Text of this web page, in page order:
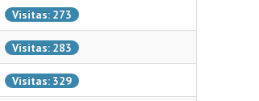
Visitas: 273
Visitas: 283
Visitas: 329